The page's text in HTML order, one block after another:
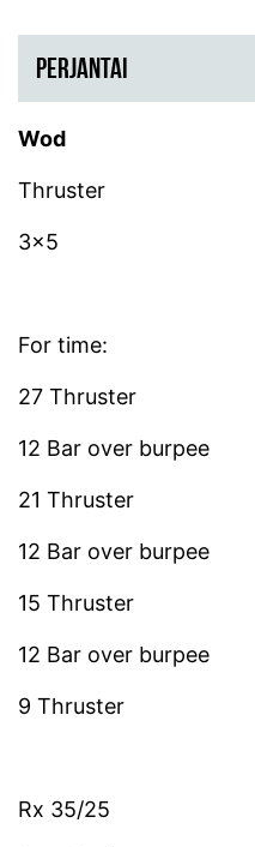
PERJANTAI
Wod
Thruster
3×5
For time:
27 Thruster
12 Bar over burpee
21 Thruster
12 Bar over burpee
15 Thruster
12 Bar over burpee
9 Thruster
Rx 35/25